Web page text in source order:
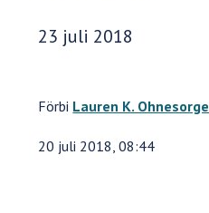
Publiceringsdatum:
23 juli 2018
Förbi Lauren K. Ohnesorge
20 juli 2018, 08:44